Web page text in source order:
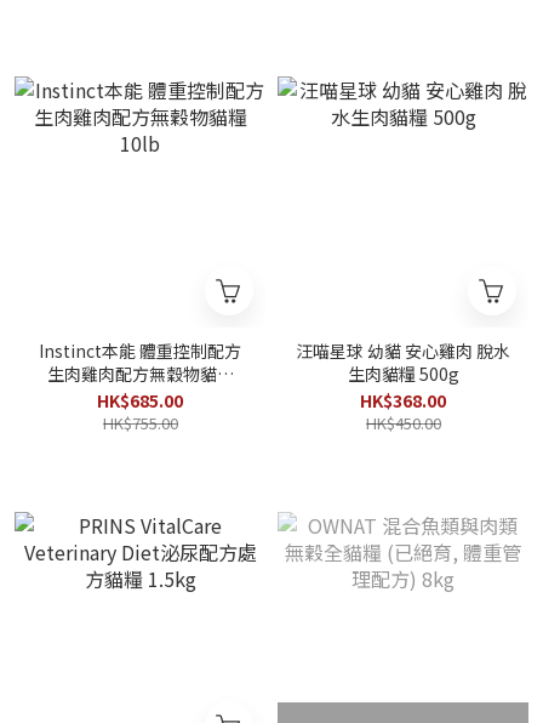
Instinct本能 體重控制配方
生肉雞肉配方無穀物貓糧
10lb
HK$685.00
HK$755.00
汪喵星球 幼貓 安心雞肉 脫水
生肉貓糧 500g
HK$368.00
HK$450.00